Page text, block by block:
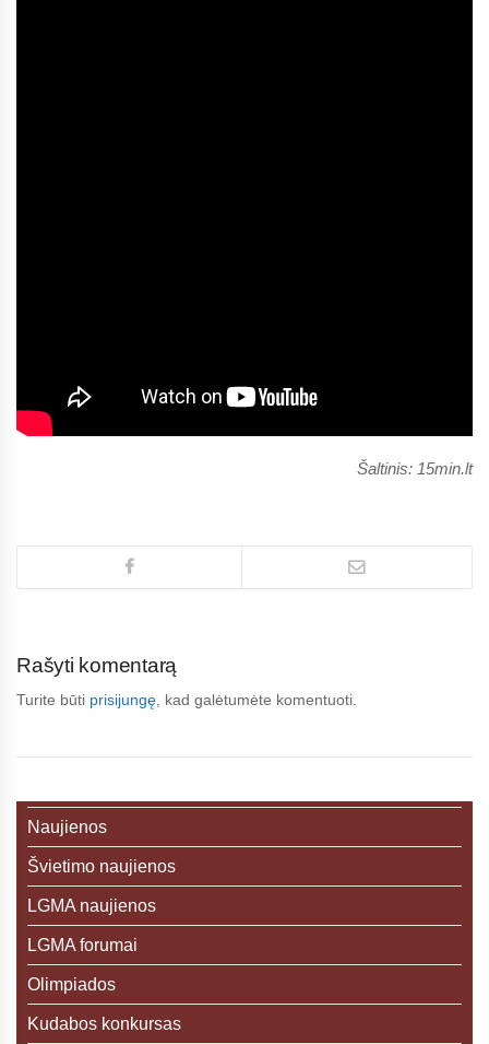
Šaltinis: 15min.lt
Rašyti komentarą
Turite būti prisijungę , kad galėtumėte komentuoti.
Naujienos
Švietimo naujienos
LGMA naujienos
LGMA forumai
Olimpiados
Kudabos konkursas